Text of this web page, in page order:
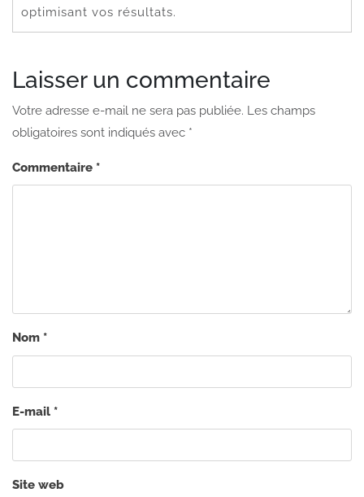
optimisant vos résultats.
Laisser un commentaire
Votre adresse e-mail ne sera pas publiée. Les champs
obligatoires sont indiqués avec *
Commentaire *
Nom *
E-mail *
Site web